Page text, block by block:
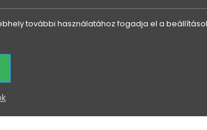
további használatához fogadja el a